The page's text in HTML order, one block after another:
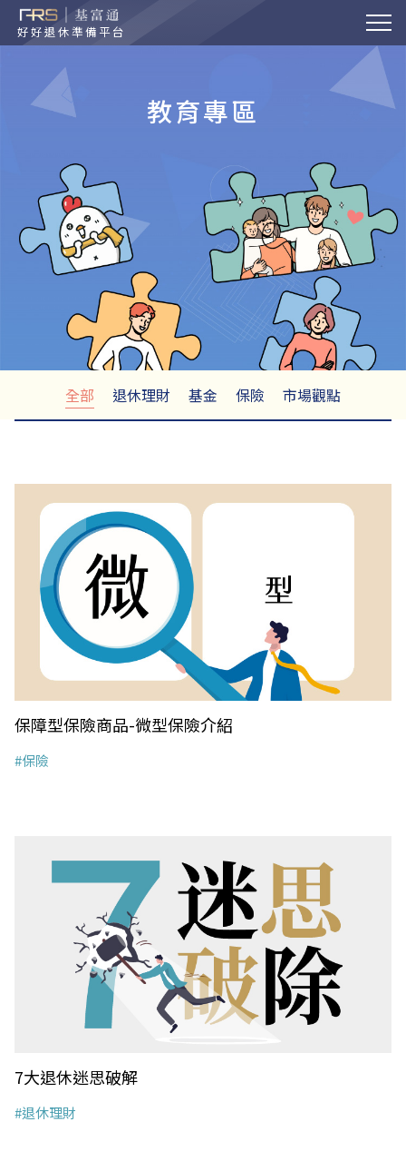
好好退休準備平台
教育專區
全部 退休理財 基金 保險 市場觀點
保障型保險商品-微型保險介紹
#保險
7大退休迷思破解
#退休理財